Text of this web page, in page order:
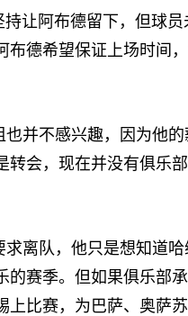
让阿布德留下，但球员
布德希望保证上场时间
并不感兴趣，因为他的
转会，现在并没有俱乐
离队，他只是想知道哈
的赛季。但如果俱乐部
上比赛，为巴萨、奥萨